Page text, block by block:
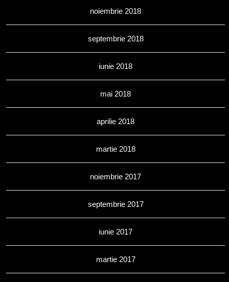
noiembrie 2018
septembrie 2018
iunie 2018
mai 2018
aprilie 2018
martie 2018
noiembrie 2017
septembrie 2017
iunie 2017
martie 2017